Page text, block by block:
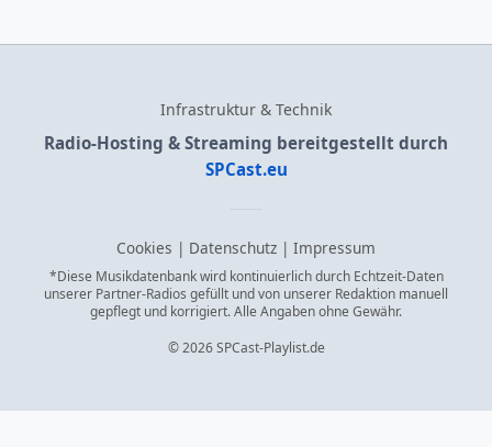
Infrastruktur & Technik
Radio-Hosting & Streaming bereitgestellt durch
SPCast.eu
Cookies | Datenschutz | Impressum
*Diese Musikdatenbank wird kontinuierlich durch Echtzeit-Daten
unserer Partner-Radios gefüllt und von unserer Redaktion manuell
gepflegt und korrigiert. Alle Angaben ohne Gewähr.
© 2026 SPCast-Playlist.de